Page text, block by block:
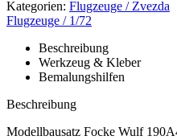
Kategorien: Flugzeuge / Zvezda
Flugzeuge / 1/72
Beschreibung
Werkzeug & Kleber
Bemalungshilfen
Beschreibung
Modellbausatz Focke Wulf